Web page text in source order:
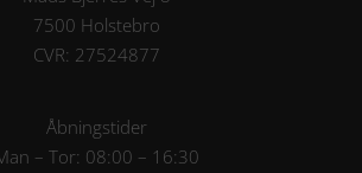
7500 Holstebro
CVR: 27524877
Åbningstider
– Tor: 08:00 – 16:30